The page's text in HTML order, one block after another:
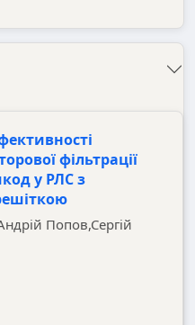
фільтрації
у РЛС з
Попов,Сергій